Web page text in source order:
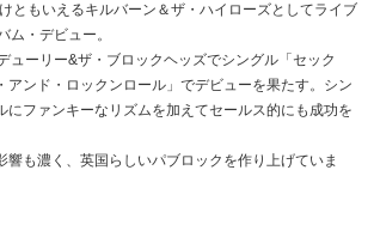
ともいえるキルバーン＆ザ・ハイローズとしてライブ
ム・デビュー。
ューリー&ザ・ブロックヘッズでシングル「セック
アンド・ロックンロール」でデビューを果たす。シン
にファンキーなリズムを加えてセールス的にも成功を
響も濃く、英国らしいパブロックを作り上げていま